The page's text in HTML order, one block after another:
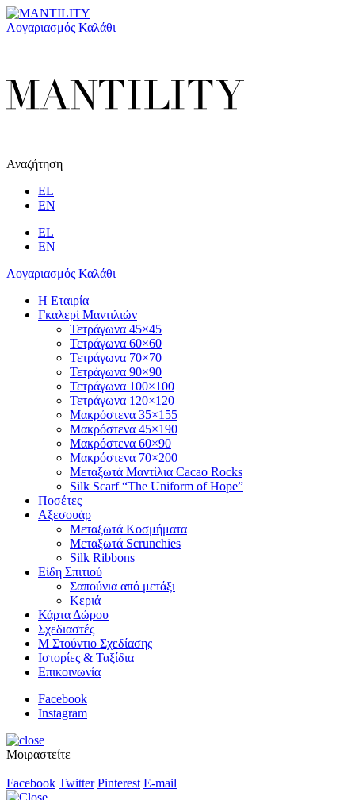
Λογαριασμός Καλάθι
Αναζήτηση
EL
EN
EL
EN
Λογαριασμός Καλάθι
Η Εταιρία
Γκαλερί Μαντιλιών
Τετράγωνα 45×45
Τετράγωνα 60×60
Τετράγωνα 70×70
Τετράγωνα 90×90
Τετράγωνα 100×100
Τετράγωνα 120×120
Μακρόστενα 35×155
Μακρόστενα 45×190
Μακρόστενα 60×90
Μακρόστενα 70×200
Μεταξωτά Μαντίλια Cacao Rocks
Silk Scarf “The Uniform of Hope”
Ποσέτες
Αξεσουάρ
Μεταξωτά Κoσμήματα
Μεταξωτά Scrunchies
Silk Ribbons
Είδη Σπιτιού
Σαπούνια από μετάξι
Κεριά
Κάρτα Δώρου
Σχεδιαστές
M Στούντιο Σχεδίασης
Ιστορίες & Ταξίδια
Επικοινωνία
Facebook
Instagram
Μοιραστείτε
Facebook Twitter Pinterest E-mail